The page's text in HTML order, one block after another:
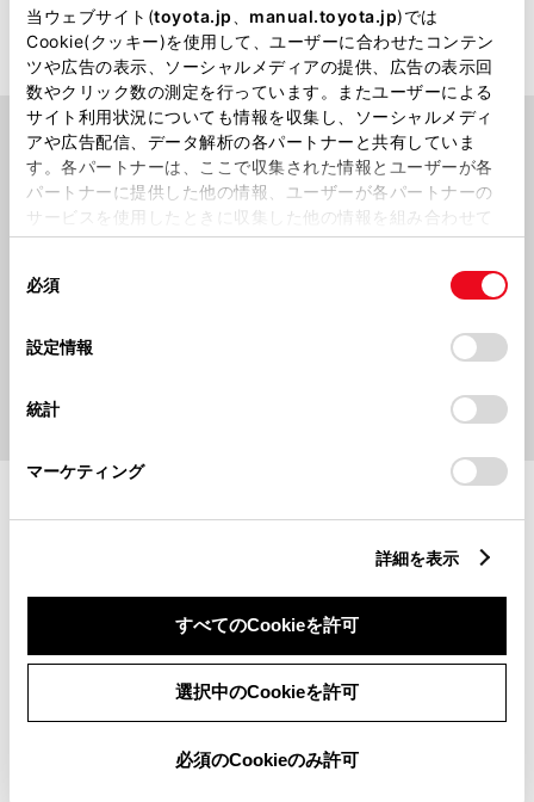
当ウェブサイト(toyota.jp manual.toyota.jp)では
Cookie(クッキー)を使用して、ユーザーに合わせたコンテン
ツや広告の表示、ソーシャルメディアの提供、広告の表示回
数やクリック数の測定を行っています。またユーザーによる
サイト利用状況についても情報を収集し、ソーシャルメディ
アや広告配信、データ解析の各パートナーと共有していま
す。各パートナーは、ここで収集された情報とユーザーが各
パートナーに提供した他の情報、ユーザーが各パートナーの
サービスを使用したときに収集した他の情報を組み合わせて
使用することがあります。当ウェブサイトの使用を続行する
デバイスにすべてのCookie(クッキー)が保存されることに同
意したことになります。Cookie(クッキー)のオプトアウト、
設定の変更、同意を撤回したりするにあたっては、当社の
「Cookie（クッキー）情報の取り扱いについて
」をご覧くだ
必須
設定情報
統計
マーケティング
詳細を表示
すべてのCookieを許可
選択中のCookieを許可
必須のCookieのみ許可
PICK UP